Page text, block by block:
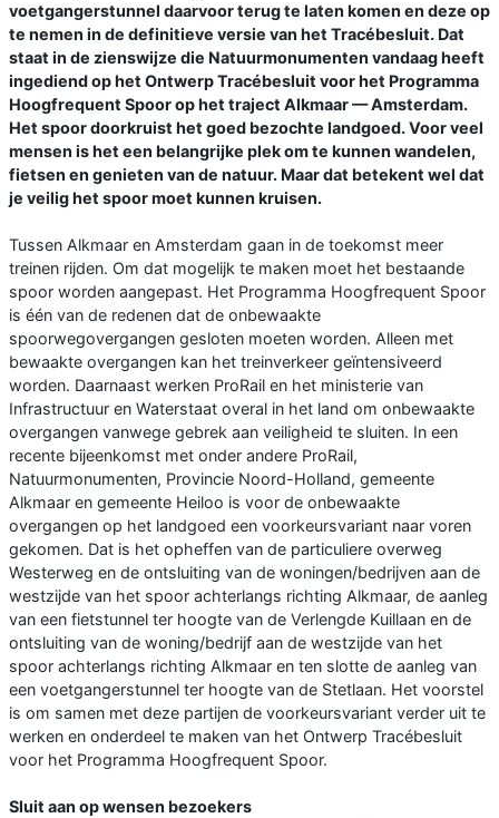
voetgangerstunnel daarvoor terug te laten komen en deze op
te nemen in de definitieve versie van het Tracébesluit. Dat
staat in de zienswijze die Natuurmonumenten vandaag heeft
ingediend op het Ontwerp Tracébesluit voor het Programma
Hoogfrequent Spoor op het traject Alkmaar — Amsterdam.
Het spoor doorkruist het goed bezochte landgoed. Voor veel
mensen is het een belangrijke plek om te kunnen wandelen,
fietsen en genieten van de natuur. Maar dat betekent wel dat
je veilig het spoor moet kunnen kruisen.
Tussen Alkmaar en Amsterdam gaan in de toekomst meer
treinen rijden. Om dat mogelijk te maken moet het bestaande
spoor worden aangepast. Het Programma Hoogfrequent Spoor
is één van de redenen dat de onbewaakte
spoorwegovergangen gesloten moeten worden. Alleen met
bewaakte overgangen kan het treinverkeer geïntensiveerd
worden. Daarnaast werken ProRail en het ministerie van
Infrastructuur en Waterstaat overal in het land om onbewaakte
overgangen vanwege gebrek aan veiligheid te sluiten. In een
recente bijeenkomst met onder andere ProRail,
Natuurmonumenten, Provincie Noord-Holland, gemeente
Alkmaar en gemeente Heiloo is voor de onbewaakte
overgangen op het landgoed een voorkeursvariant naar voren
gekomen. Dat is het opheffen van de particuliere overweg
Westerweg en de ontsluiting van de woningen/bedrijven aan de
westzijde van het spoor achterlangs richting Alkmaar, de aanleg
van een fietstunnel ter hoogte van de Verlengde Kuillaan en de
ontsluiting van de woning/bedrijf aan de westzijde van het
spoor achterlangs richting Alkmaar en ten slotte de aanleg van
een voetgangerstunnel ter hoogte van de Stetlaan. Het voorstel
is om samen met deze partijen de voorkeursvariant verder uit te
werken en onderdeel te maken van het Ontwerp Tracébesluit
voor het Programma Hoogfrequent Spoor.
Sluit aan op wensen bezoekers